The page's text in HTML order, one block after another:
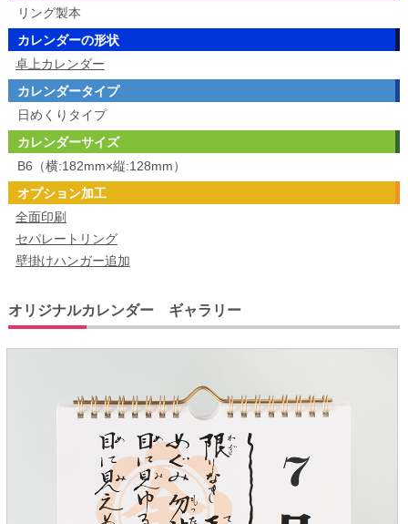
リング製本
カレンダーの形状
卓上カレンダー
カレンダータイプ
日めくりタイプ
カレンダーサイズ
B6（横:182mm×縦:128mm）
オプション加工
全面印刷
セパレートリング
壁掛けハンガー追加
オリジナルカレンダー ギャラリー